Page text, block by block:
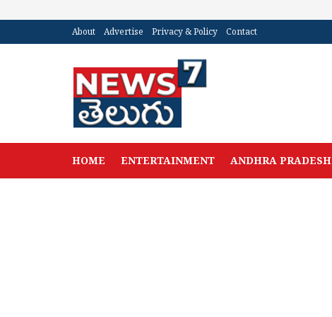
About Advertise Privacy & Policy Contact
HOME ENTERTAINMENT ANDHRA PRADESH